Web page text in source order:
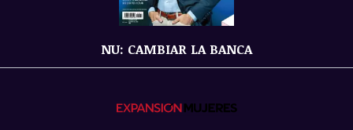
NU: CAMBIAR LA BANCA